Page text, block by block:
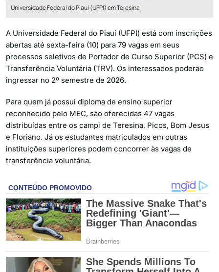
Universidade Federal do Piauí (UFPI) em Teresina
A Universidade Federal do Piauí (UFPI) está com inscrições
abertas até sexta-feira (10) para 79 vagas em seus
processos seletivos de Portador de Curso Superior (PCS) e
Transferência Voluntária (TRV). Os interessados poderão
ingressar no 2º semestre de 2026.
Para quem já possui diploma de ensino superior
reconhecido pelo MEC, são oferecidas 47 vagas
distribuídas entre os campi de Teresina, Picos, Bom Jesus
e Floriano. Já os estudantes matriculados em outras
instituições superiores podem concorrer às vagas de
transferência voluntária.